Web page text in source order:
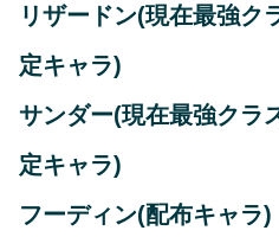
リザードン(現在最強ク
定キャラ)
サンダー(現在最強クラ
定キャラ)
フーディン(配布キャラ)